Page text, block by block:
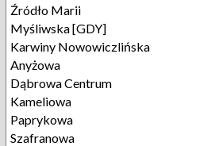
Źródło Marii
Myśliwska [GDY]
Karwiny Nowowiczlińska
Anyżowa
Dąbrowa Centrum
Kameliowa
Paprykowa
Szafranowa